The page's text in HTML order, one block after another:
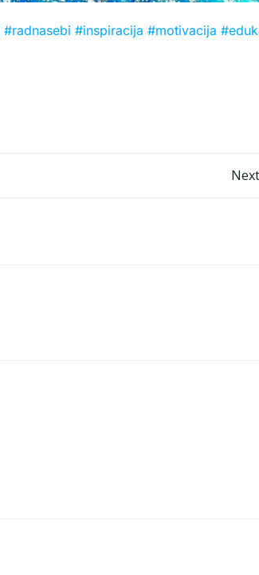
#radnasebi #inspiracija #motivacija